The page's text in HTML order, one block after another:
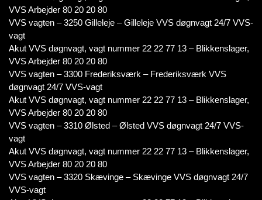
VVS Arbejder 80 20 20 80
VVS vagten – 3250 Gilleleje – Gilleleje VVS døgnvagt 24/7 VVS-
vagt
Akut VVS døgnvagt, vagt nummer 22 22 77 13 – Blikkenslager,
VVS Arbejder 80 20 20 80
VVS vagten – 3300 Frederiksværk – Frederiksværk VVS
døgnvagt 24/7 VVS-vagt
Akut VVS døgnvagt, vagt nummer 22 22 77 13 – Blikkenslager,
VVS Arbejder 80 20 20 80
VVS vagten – 3310 Ølsted – Ølsted VVS døgnvagt 24/7 VVS-
vagt
Akut VVS døgnvagt, vagt nummer 22 22 77 13 – Blikkenslager,
VVS Arbejder 80 20 20 80
VVS vagten – 3320 Skævinge – Skævinge VVS døgnvagt 24/7
VVS-vagt